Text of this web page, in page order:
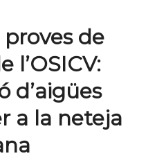
proves de
l’OSICV:
d’aigües
a la neteja